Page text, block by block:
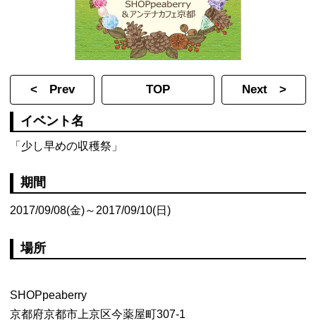
< Prev TOP Next >
イベント名
「少し早めの収穫祭」
期間
2017/09/08(金)～2017/09/10(日)
場所
SHOPpeaberry
京都府京都市上京区今薬屋町307-1